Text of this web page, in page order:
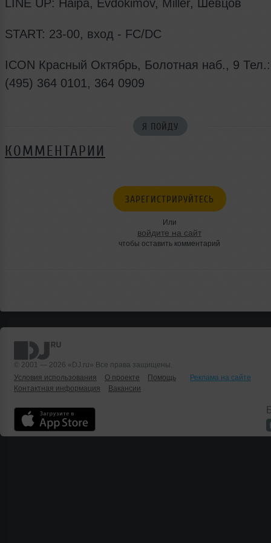
LINE UP: Haipa, Evdokimov, Miller, Шевцов
START: 23-00, вход - FC/DC
ICON Красный Октябрь, Болотная наб., 9
(495) 364 0101, 364 0909
Я ПОЙДУ
КОММЕНТАРИИ
ЗАРЕГИСТРИРУЙТЕСЬ
Или
войдите на сайт
чтобы оставить комментарий
© 2001 — 2026 «DJ.ru» Все права защищены.
Условия использования
О проекте Помощь
Реклама на сайте
Контактная информация
Вакансии